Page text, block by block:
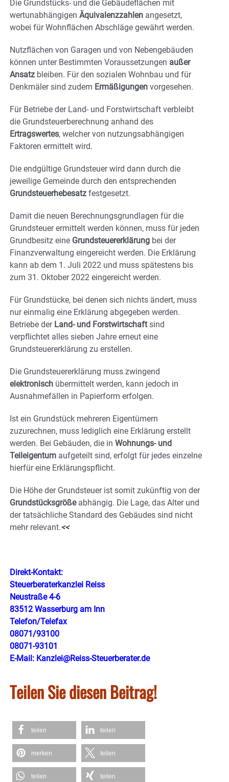
Die Grundstücks- und die Gebäudeflächen mit
wertunabhängigen Äquivalenzzahlen angesetzt,
wobei für Wohnflächen Abschläge gewährt werden.
Nutzflächen von Garagen und von Nebengebäuden
können unter Bestimmten Voraussetzungen außer
Ansatz bleiben. Für den sozialen Wohnbau und für
Denkmäler sind zudem Ermäßigungen vorgesehen.
Für Betriebe der Land- und Forstwirtschaft verbleibt
die Grundsteuerberechnung anhand des
Ertragswertes, welcher von nutzungsabhängigen
Faktoren ermittelt wird.
Die endgültige Grundsteuer wird dann durch die
jeweilige Gemeinde durch den entsprechenden
Grundsteuerhebesatz festgesetzt.
Damit die neuen Berechnungsgrundlagen für die
Grundsteuer ermittelt werden können, muss für jeden
Grundbesitz eine Grundsteuererklärung bei der
Finanzverwaltung eingereicht werden. Die Erklärung
kann ab dem 1. Juli 2022 und muss spätestens bis
zum 31. Oktober 2022 eingereicht werden.
Für Grundstücke, bei denen sich nichts ändert, muss
nur einmalig eine Erklärung abgegeben werden.
Betriebe der Land- und Forstwirtschaftsind
verpflichtet alles sieben Jahre erneut eine
Grundsteuererklärung zu erstellen.
Die Grundsteuererklärung muss zwingend
elektronisch übermittelt werden, kann jedoch in
Ausnahmefällen in Papierform erfolgen.
Ist ein Grundstück mehreren Eigentümern
zuzurechnen, muss lediglich eine Erklärung erstellt
werden. Bei Gebäuden, die in Wohnungs- und
Teileigentum aufgeteilt sind, erfolgt für jedes einzelne
hierfür eine Erklärungspflicht.
Die Höhe der Grundsteuer ist somit zukünftig von der
Grundstücksgrößeabhängig. Die Lage, das Alter und
der tatsächliche Standard des Gebäudes sind nicht
mehr relevant.<<
Direkt-Kontakt:
Steuerberaterkanzlei Reiss
Neustraße 4-6
83512 Wasserburg am Inn
​Telefon/Telefax
08071/93100
08071-93101
​E-Mail: Kanzlei@Reiss-Steuerberater.de
Teilen Sie diesen Beitrag!
teilen teilen
merken teilen
teilen teilen